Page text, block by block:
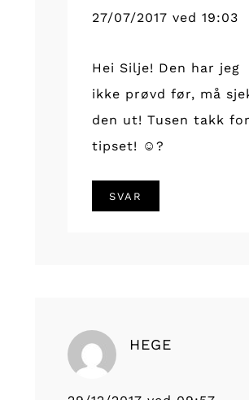
27/07/2017 ved 19:03
Hei Silje! Den har jeg
ikke prøvd før, må
den ut! Tusen takk for
tipset! ☺?
SVAR
HEGE